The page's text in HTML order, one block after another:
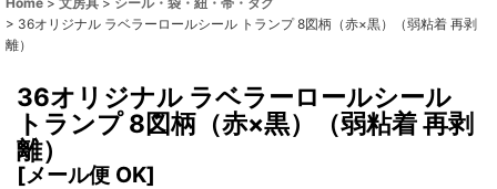
> 36オリジナル ラベラーロールシール トランプ 8図柄（赤×黒）（弱粘着 再剥
離）
36オリジナル ラベラーロールシール
トランプ 8図柄（赤×黒）（弱粘着 再剥
離）
[メール便 OK]